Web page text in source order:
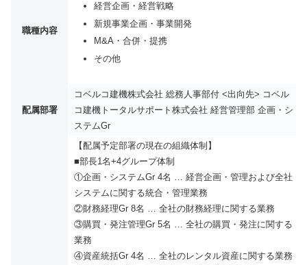
職種内容
経営企画・経営戦略
新規事業企画・事業開発
M&A・合併・提携
その他
配属部署
コベルコ建機株式会社 総務人事部付 <出向先> コベル
コ建機トータルサポート株式会社 経営管理部 企画・シ
ステムGr
【配属予定部署の現在の組織体制】
■部長1名+4グループ体制
①企画・システムGr 4名 … 経営企画・管理および全社
システムに関する統合・管理業務
②財務経理Gr 8名 … 全社の財務経理に関する業務
③購買・発注管理Gr 5名 … 全社の購買・発注に関する
業務
④資産統括Gr 4名 … 全社のレンタル資産に関する業務